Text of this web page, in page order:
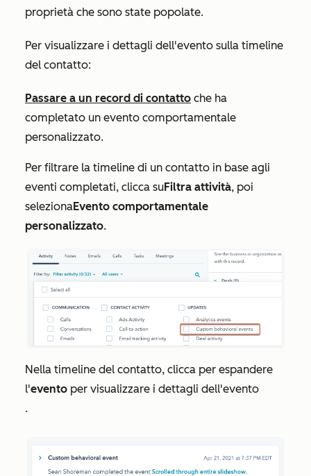
proprietà che sono state popolate.
Per visualizzare i dettagli dell'evento sulla timeline
del contatto:
Passare a un record di contatto che ha
completato un evento comportamentale
personalizzato.
Per filtrare la timeline di un contatto in base agli
eventi completati, clicca suFiltra attività, poi
selezionaEvento comportamentale
personalizzato.
Nella timeline del contatto, clicca per espandere
l'evento per visualizzare i dettagli dell'evento
.